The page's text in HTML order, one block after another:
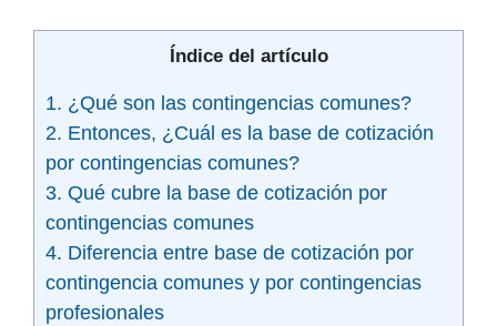
Índice del artículo
1. ¿Qué son las contingencias comunes?
2. Entonces, ¿Cuál es la base de cotización
por contingencias comunes?
3. Qué cubre la base de cotización por
contingencias comunes
4. Diferencia entre base de cotización por
contingencia comunes y por contingencias
profesionales